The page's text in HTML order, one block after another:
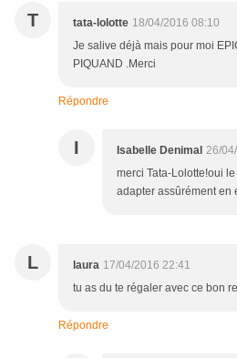
T tata-lolotte 18/04/2016 08:10
Je salive déjà mais pour moi
PIQUAND .Merci
Répondre
I Isabelle Denimal 26/
merci Tata-Lolotte!oui
adapter assûrément en
L laura 17/04/2016 22:41
tu as du te régaler avec ce bon
Répondre